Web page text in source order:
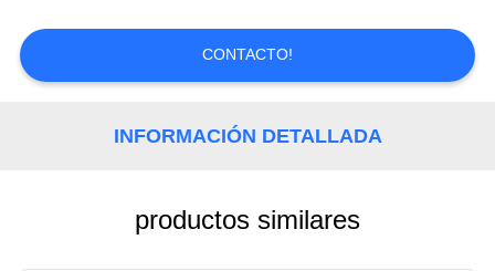
CONTACTO
SOLICITAR
COTIZACIÓN
CONTACTO!
INFORMACIÓN DETALLADA
productos similares